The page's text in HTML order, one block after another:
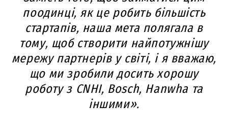
поодинці, як це робить більшість
стартапів, наша мета полягала в
тому, щоб створити найпотужнішу
мережу партнерів у світі, і я вважаю,
що ми зробили досить хорошу
роботу з CNHI, Bosch, Hanwha та
іншими».